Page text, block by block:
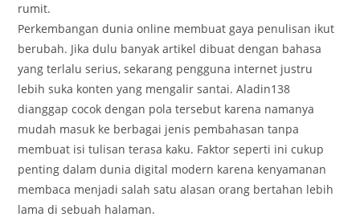
rumit.
Perkembangan dunia online membuat gaya penulisan ikut
berubah. Jika dulu banyak artikel dibuat dengan bahasa
yang terlalu serius, sekarang pengguna internet justru
lebih suka konten yang mengalir santai. Aladin138
dianggap cocok dengan pola tersebut karena namanya
mudah masuk ke berbagai jenis pembahasan tanpa
membuat isi tulisan terasa kaku. Faktor seperti ini cukup
penting dalam dunia digital modern karena kenyamanan
membaca menjadi salah satu alasan orang bertahan lebih
lama di sebuah halaman.